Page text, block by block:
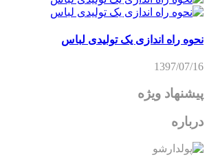
نحوه راه اندازی یک تولیدی لباس
1397/07/16
پیشنهاد ویژه
درباره